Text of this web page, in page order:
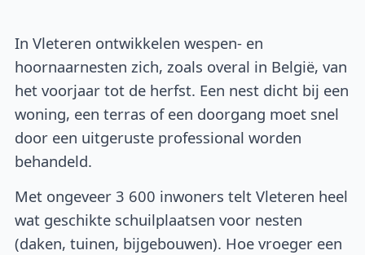
In Vleteren ontwikkelen wespen- en
hoornaarnesten zich, zoals overal in België, van
het voorjaar tot de herfst. Een nest dicht bij een
woning, een terras of een doorgang moet snel
door een uitgeruste professional worden
behandeld.
Met ongeveer 3 600 inwoners telt Vleteren heel
wat geschikte schuilplaatsen voor nesten
(daken, tuinen, bijgebouwen). Hoe vroeger een